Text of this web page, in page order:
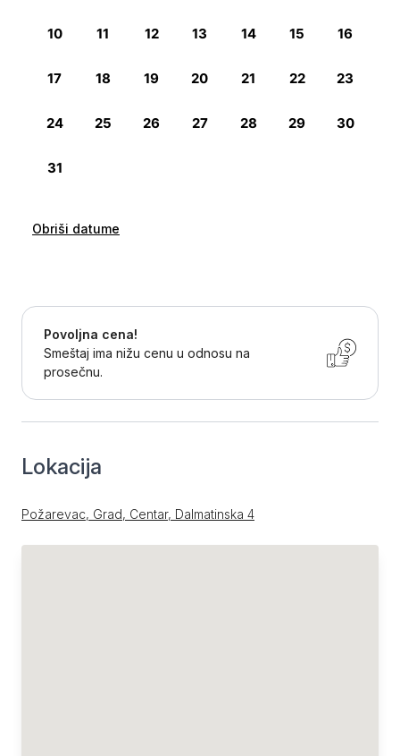
Obriši datume
Povoljna cena!
Smeštaj ima nižu cenu u odnosu na
prosečnu.
Lokacija
Požarevac, Grad, Centar, Dalmatinska 4